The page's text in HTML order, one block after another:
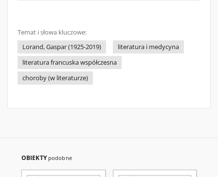
Temat i słowa kluczowe:
Lorand, Gaspar (1925-2019)
literatura i medycyna
literatura francuska współczesna
choroby (w literaturze)
OBIEKTY podobne